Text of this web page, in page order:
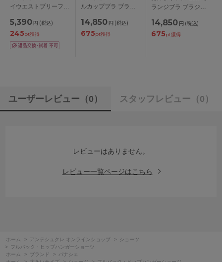
イウエストブリーフ
5,390 円 (税込)
245pt獲得
ルカップブラ ブラジ
アンダー
75/80/85/90/95/100c
14,850 円 (税込)
675pt獲得
ランジブラ ブラジャ
ンダー
75/80/85/90/95/100cm
14,850 円 (税込)
675pt獲得
ユーザーレビュー （0） スタッフレビュー （0）
レビューはありません。
レビュー一覧ページはこちら
ホーム > アンテシュクレ オンラインショップ >
ショーツ
>
フルバック・ヒップハンガーショーツ
ホーム
> ブランド >
パナシェ